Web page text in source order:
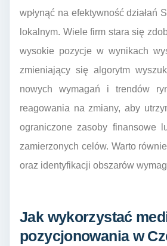
wpłynąć na efektywność działań
lokalnym. Wiele firm stara się
wysokie pozycje w wynikach
zmieniający się algorytm
nowych wymagań i trendów
reagowania na zmiany, aby
ograniczone zasoby finansowe
zamierzonych celów. Warto
oraz identyfikacji obszarów
Jak wykorzystać
pozycjonowania w